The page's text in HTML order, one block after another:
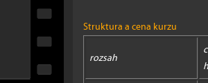
Struktura a cena kurzu
rozsah